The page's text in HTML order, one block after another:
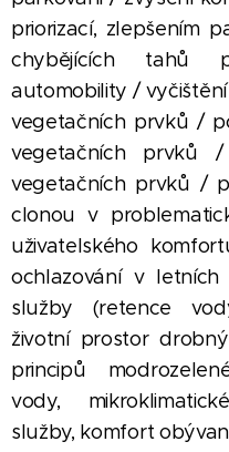
priorizací, zlepšením
chybějících tahů
automobility /
vegetačních prvků /
vegetačních prvků
vegetačních prvků /
clonou v
uživatelského
ochlazování v letních
služby (retence
životní prostor
principů
vody,
služby, komfort